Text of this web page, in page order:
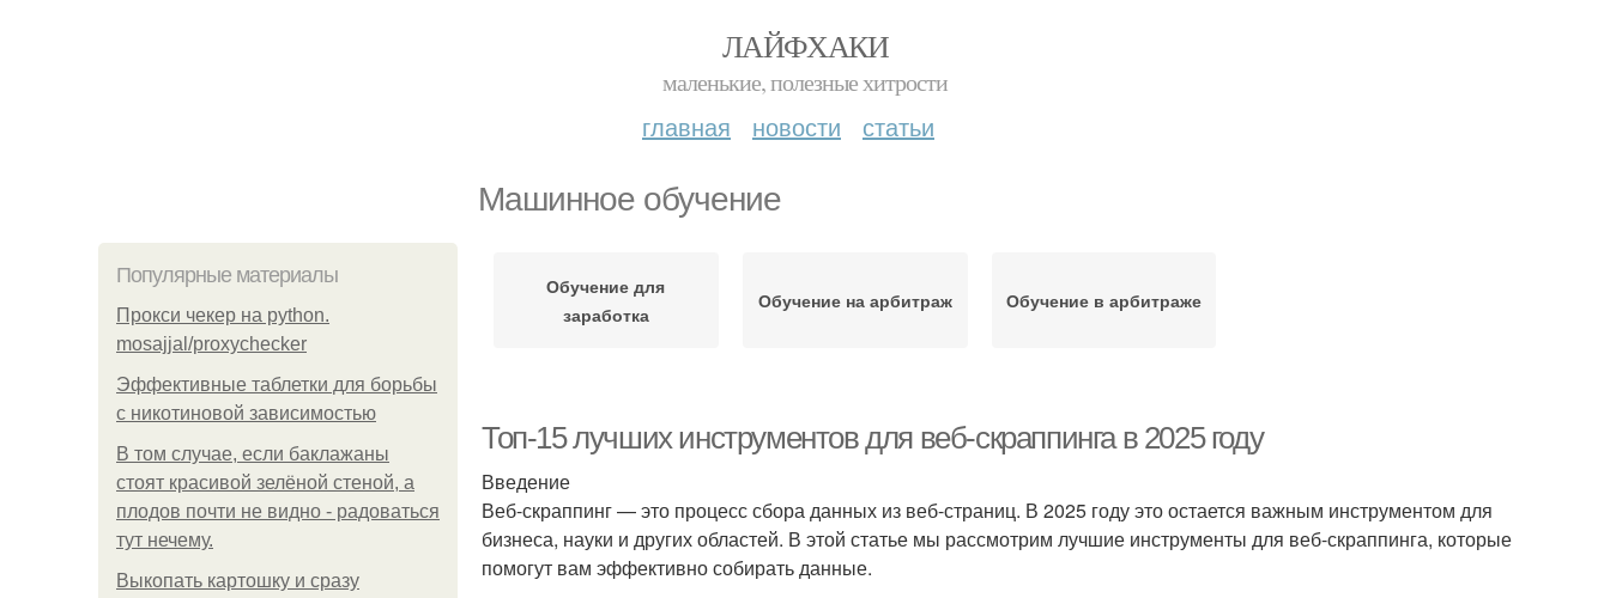
ЛАЙФХАКИ
маленькие, полезные хитрости
главная новости статьи
Машинное обучение
Популярные материалы
Прокси чекер на python.
mosajjal/proxychecker
Эффективные таблетки для борьбы
с никотиновой зависимостью
В том случае, если баклажаны
стоят красивой зелёной стеной, а
плодов почти не видно - радоваться
тут нечему.
Выкопать картошку и сразу
Обучение для
заработка
Обучение на арбитраж Обучение в арбитраже
Топ-15 лучших инструментов для веб-скраппинга в 2025 году
Введение
Веб-скраппинг — это процесс сбора данных из веб-страниц. В 2025 году это остается важным инструментом для
бизнеса, науки и других областей. В этой статье мы рассмотрим лучшие инструменты для веб-скраппинга, которые
помогут вам эффективно собирать данные.